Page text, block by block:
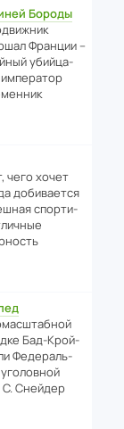
Бороды
Франции –
убийца-
чего хочет
доби­ва­ется
спор­ти­
Бад‑Крой­
Феде­раль­
С. Снейдер